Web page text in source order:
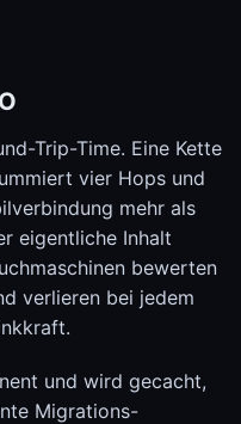
Trip-Time. Eine Kette
vier Hops und
mehr als
eigentliche Inhalt
bewerten
verlieren bei jedem
und wird gecacht,
Migrations-